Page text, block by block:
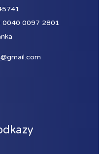
0097 2801
@gmail.com